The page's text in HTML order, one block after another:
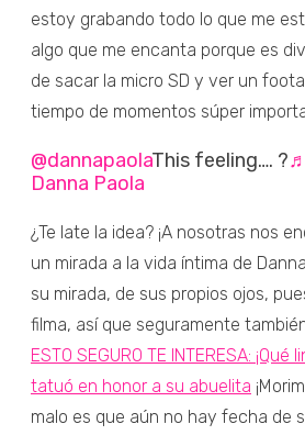
estoy grabando todo lo que me
algo que me encanta porque es
de sacar la micro SD y ver un
tiempo de momentos súper
@dannapaolaThis feeling…. ?
Danna Paola
¿Te late la idea? ¡A nosotras nos
un mirada a la vida íntima de
su mirada, de sus propios ojos,
filma, así que seguramente
ESTO SEGURO TE INTERESA:
tatuó en honor a su abuelita
malo es que aún no hay fecha de